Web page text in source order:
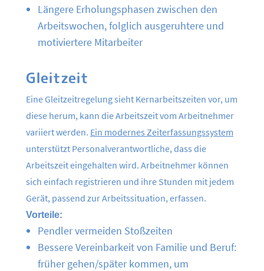
Längere Erholungsphasen zwischen den
Arbeitswochen, folglich ausgeruhtere und
motiviertere Mitarbeiter
Gleitzeit
Eine Gleitzeitregelung sieht Kernarbeitszeiten vor, um
diese herum, kann die Arbeitszeit vom Arbeitnehmer
variiert werden. Ein modernes Zeiterfassungssystem
unterstützt Personalverantwortliche, dass die
Arbeitszeit eingehalten wird. Arbeitnehmer können
sich einfach registrieren und ihre Stunden mit jedem
Gerät, passend zur Arbeitssituation, erfassen.
Vorteile:
Pendler vermeiden Stoßzeiten
Bessere Vereinbarkeit von Familie und Beruf:
früher gehen/später kommen, um